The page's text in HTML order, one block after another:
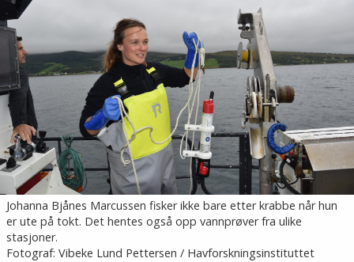
Johanna Bjånes Marcussen fisker ikke bare etter krabbe når hun
er ute på tokt. Det hentes også opp vannprøver fra ulike
stasjoner.
Fotograf: Vibeke Lund Pettersen / Havforskningsinstituttet